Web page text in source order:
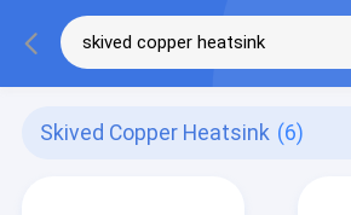
Skived Copper Heatsink (6)